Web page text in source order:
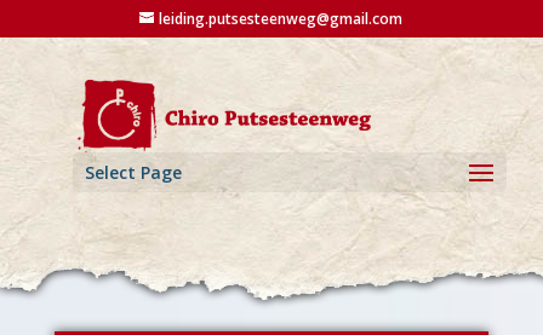
leiding.putsesteenweg@gmail.com
Select Page